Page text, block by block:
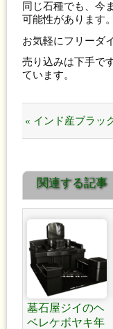
同じ石種でも、今
可能性があります。
お気軽にフリーダ
売り込みは下手で
ています。
« インド産ブラッ
関連する記事
墓石屋ジイのヘ
ベレケボヤキ年